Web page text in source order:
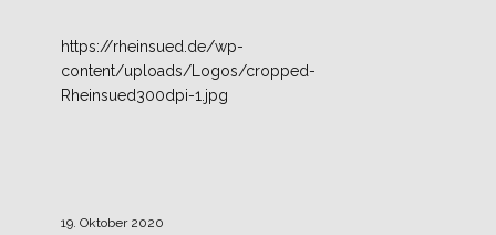
https://rheinsued.de/wp-
content/uploads/Logos/cropped-
Rheinsued300dpi-1.jpg
19. Oktober 2020